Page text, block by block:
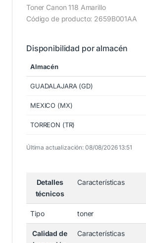
Toner Canon 118 Amarillo
Código de producto: 2659B001AA
Disponibilidad por almacén
Almacén
GUADALAJARA (GD)
MEXICO (MX)
TORREON (TR)
Última actualización: 08/08/2026 13:51
Detalles
técnicos
Características
Tipo toner
Calidad de
Características